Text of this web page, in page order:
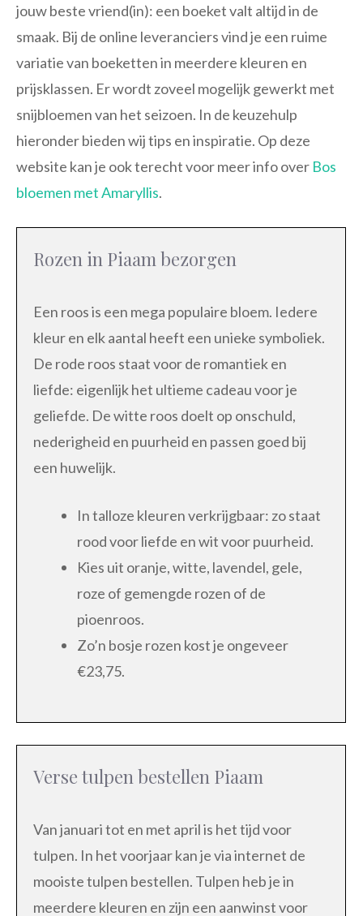
jouw beste vriend(in): een boeket valt altijd in de
smaak. Bij de online leveranciers vind je een ruime
variatie van boeketten in meerdere kleuren en
prijsklassen. Er wordt zoveel mogelijk gewerkt met
snijbloemen van het seizoen. In de keuzehulp
hieronder bieden wij tips en inspiratie. Op deze
website kan je ook terecht voor meer info over Bos
bloemen met Amaryllis.
Rozen in Piaam bezorgen
Een roos is een mega populaire bloem. Iedere
kleur en elk aantal heeft een unieke symboliek.
De rode roos staat voor de romantiek en
liefde: eigenlijk het ultieme cadeau voor je
geliefde. De witte roos doelt op onschuld,
nederigheid en puurheid en passen goed bij
een huwelijk.
In talloze kleuren verkrijgbaar: zo staat
rood voor liefde en wit voor puurheid.
Kies uit oranje, witte, lavendel, gele,
roze of gemengde rozen of de
pioenroos.
Zo’n bosje rozen kost je ongeveer
€23,75.
Verse tulpen bestellen Piaam
Van januari tot en met april is het tijd voor
tulpen. In het voorjaar kan je via internet de
mooiste tulpen bestellen. Tulpen heb je in
meerdere kleuren en zijn een aanwinst voor